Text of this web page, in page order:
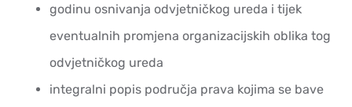
godinu osnivanja odvjetničkog ureda i tijek
eventualnih promjena organizacijskih oblika tog
odvjetničkog ureda
integralni popis područja prava kojima se bave